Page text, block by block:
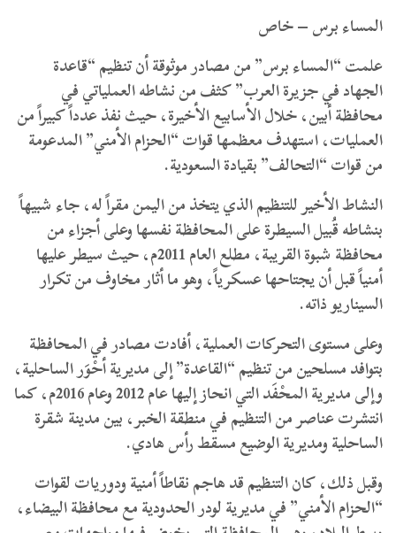
المساء برس – خاص
علمت “المساء برس” من مصادر موثوقة أن تنظيم “قاعدة
الجهاد في جزيرة العرب” كثف من نشاطه العملياتي في
محافظة أبين، خلال الأسابيع الأخيرة، حيث نفذ عدداً كبيراً من
العمليات، استهدف معظمها قوات “الحزام الأمني” المدعومة
من قوات “التحالف” بقيادة السعودية.
النشاط الأخير للتنظيم الذي يتخذ من اليمن مقراً له، جاء شبيهاً
بنشاطه قُبيل السيطرة على المحافظة نفسها وعلى أجزاء من
محافظة شبوة القريبة، مطلع العام 2011م، حيث سيطر عليها
أمنياً قبل أن يجتاحها عسكرياً، وهو ما أثار مخاوف من تكرار
السيناريو ذاته.
وعلى مستوى التحركات العملية، أفادت مصادر في المحافظة
بتوافد مسلحين من تنظيم “القاعدة” إلى مديرية أحْوَر الساحلية،
وإلى مديرية المحْفَد التي انحاز إليها عام 2012 وعام 2016م، كما
انتشرت عناصر من التنظيم في منطقة الخبر، بين مدينة شقرة
الساحلية ومديرية الوضيع مسقط رأس هادي.
وقبل ذلك، كان التنظيم قد هاجم نقاطاً أمنية ودوريات لقوات
“الحزام الأمني” في مديرية لودر الحدودية مع محافظة البيضاء،